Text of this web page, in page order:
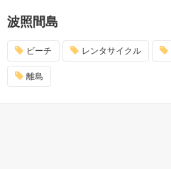
波照間島
ビーチ レンタサイクル
離島